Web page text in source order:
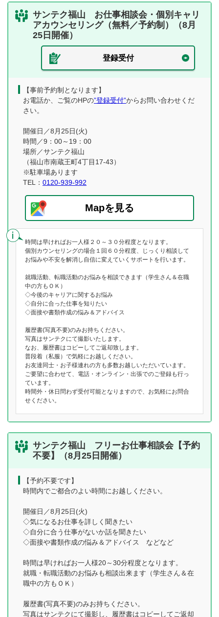
サンテク福山 お仕事相談会・個別キャリ
アカウンセリング（無料／予約制）（8月
25日開催）
登録受付
【事前予約制となります】
お電話か、ご覧のHPの”登録受付”からお問い合わせくだ
さい。
開催日／8月25日(火)
時間／9：00～19：00
場所／サンテク福山
（福山市南蔵王町4丁目17-43）
※駐車場あります
TEL： 0120-939-992
Mapを見る
時間は早ければお一人様２０～３０分程度となります。
個別カウンセリングの場合１回６０分程度、じっくり相談して
お悩みや不安を解消し自信に変えていくサポートを行います。
就職活動、転職活動のお悩みを相談できます（学生さん＆在職
中の方もＯＫ）
◇今後のキャリアに関するお悩み
◇自分に合った仕事を知りたい
◇面接や書類作成の悩み＆アドバイス
履歴書(写真不要)のみお持ちください。
写真はサンテクにて撮影いたします。
なお、履歴書はコピーしてご返却致します。
普段着（私服）で気軽にお越しください。
お友達同士・お子様連れの方も多数お越しいただいています。
ご要望に合わせて、電話・オンライン・出張でのご登録も行っ
ています。
時間外・休日問わず受付可能となりますので、お気軽にお問合
せください。
サンテク福山 フリーお仕事相談会【予約
不要】（8月25日開催）
【予約不要です】
時間内でご都合のよい時間にお越しください。
開催日／8月25日(火)
◇気になるお仕事を詳しく聞きたい
◇自分に合う仕事がないか話を聞きたい
◇面接や書類作成の悩み＆アドバイス などなど
時間は早ければお一人様20～30分程度となります。
就職・転職活動のお悩みも相談出来ます（学生さん＆在
職中の方もＯＫ）
履歴書(写真不要)のみお持ちください。
写真はサンテクにて撮影し、履歴書はコピーしてご返却